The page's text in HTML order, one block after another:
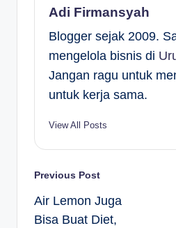
Adi Firmansyah
Blogger sejak 2009.
mengelola bisnis di
Jangan ragu untuk
untuk kerja sama.
View All Posts
Post
navigation
Previous Post
Air Lemon Juga
Bisa Buat Diet,